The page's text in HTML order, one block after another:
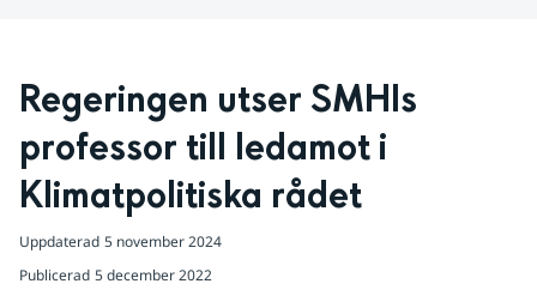
Regeringen utser SMHIs
professor till ledamot i
Klimatpolitiska rådet
Uppdaterad 5 november 2024
Publicerad 5 december 2022